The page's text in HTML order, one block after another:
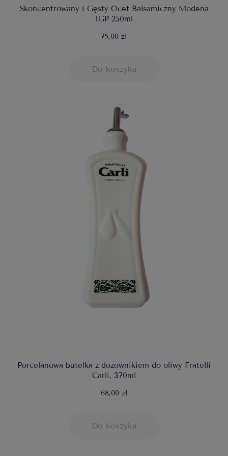
Skoncentrowany i Gęsty Ocet Balsamiczny Modena
IGP 250ml
75,00 zł
Do koszyka
Porcelanowa butelka z dozownikiem do oliwy Fratelli
Carli, 370ml
68,00 zł
Do koszyka